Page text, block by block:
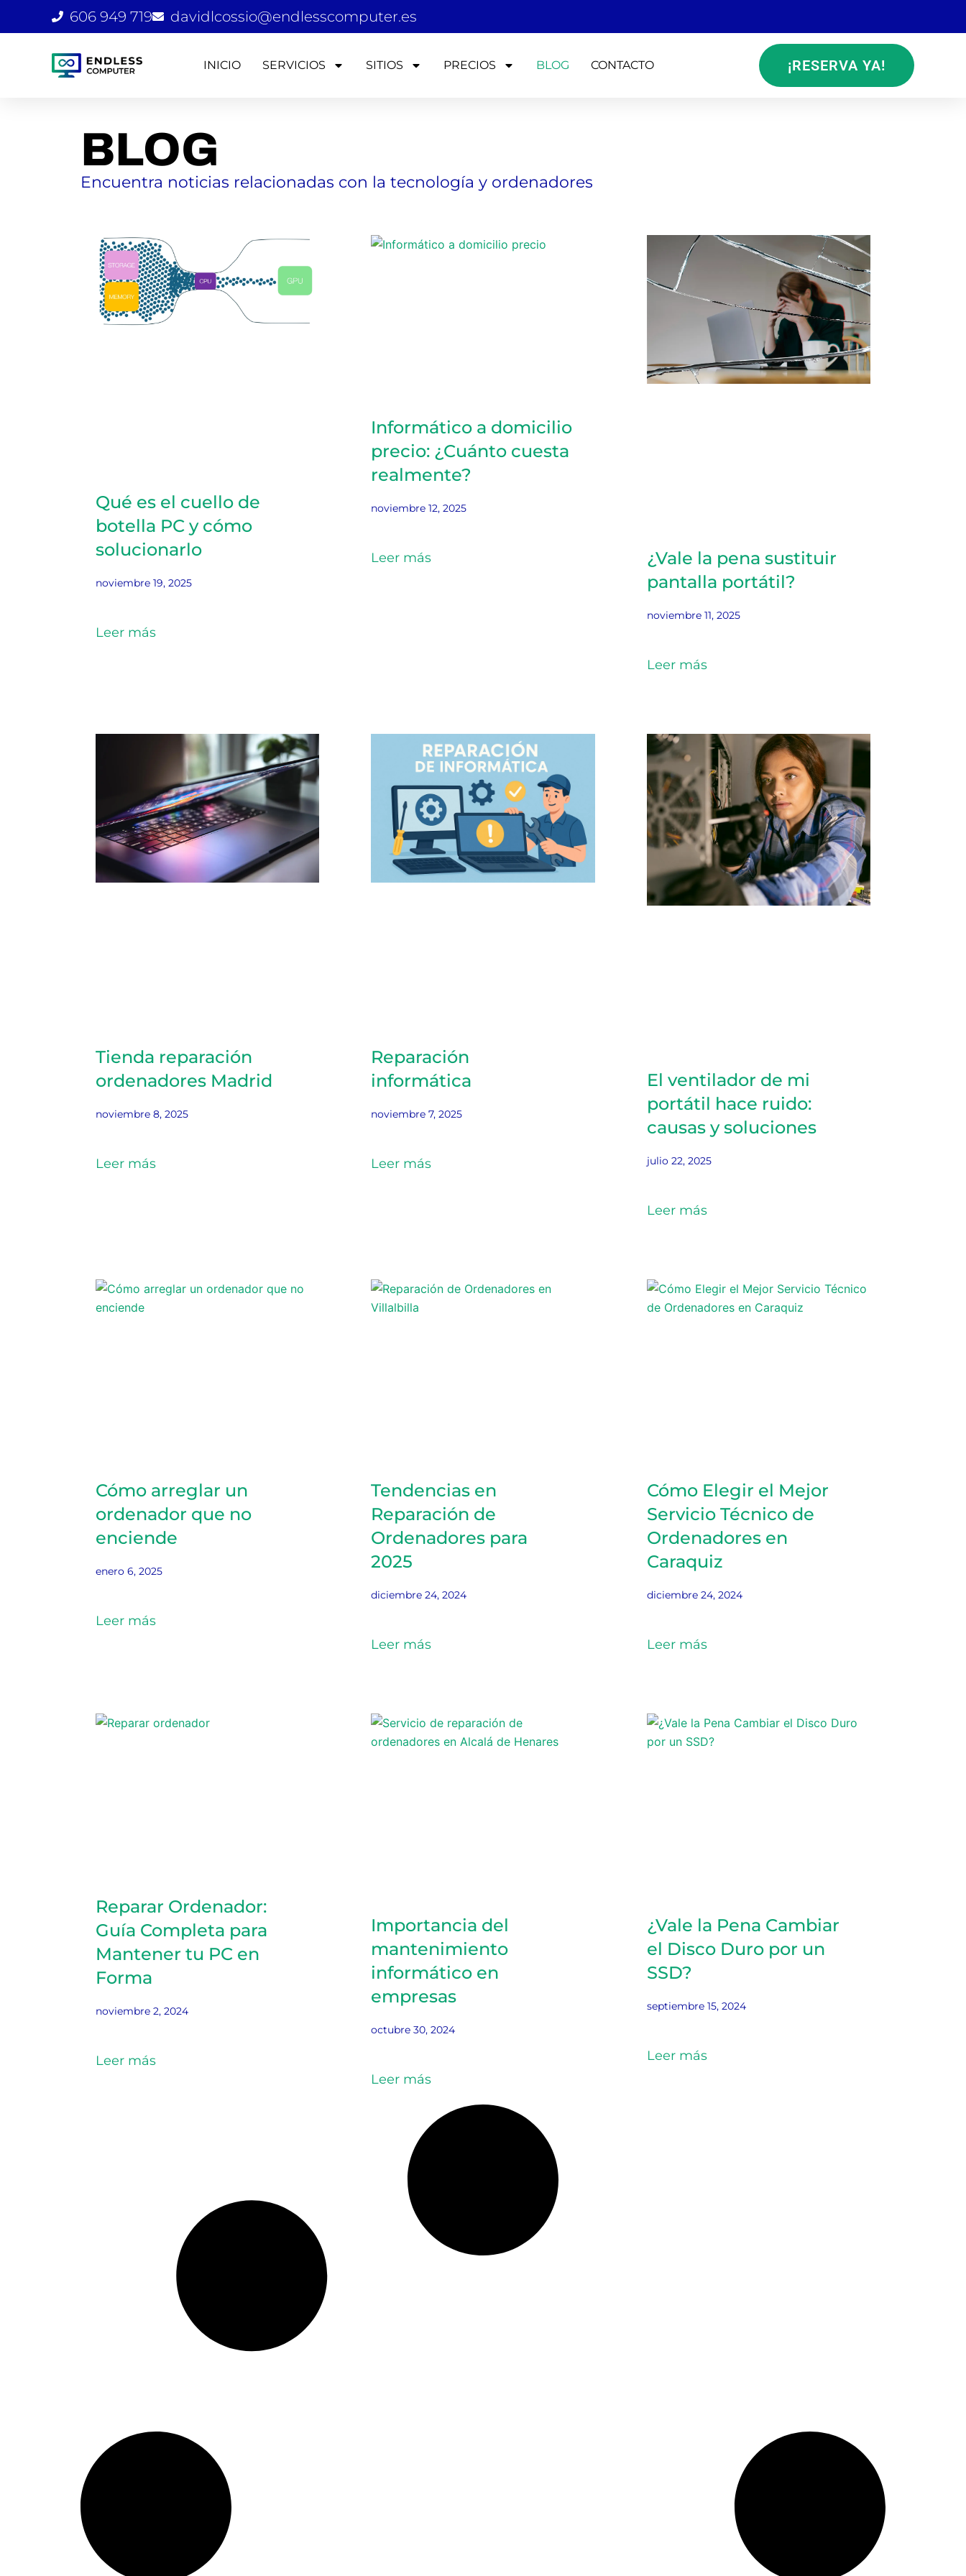
606 949 719 davidlcossio@endlesscomputer.es
INICIO SERVICIOS SITIOS PRECIOS BLOG CONTACTO ¡RESERVA YA!
BLOG
Encuentra noticias relacionadas con la tecnología y ordenadores
Qué es el cuello de
botella PC y cómo
solucionarlo
noviembre 19, 2025
Leer más
Informático a domicilio
precio: ¿Cuánto cuesta
realmente?
noviembre 12, 2025
Leer más
¿Vale la pena sustituir
pantalla portátil?
noviembre 11, 2025
Leer más
Tienda reparación
ordenadores Madrid
noviembre 8, 2025
Leer más
Reparación
informática
noviembre 7, 2025
Leer más
El ventilador de mi
portátil hace ruido:
causas y soluciones
julio 22, 2025
Leer más
Cómo arreglar un
ordenador que no
enciende
enero 6, 2025
Leer más
Tendencias en
Reparación de
Ordenadores para
2025
diciembre 24, 2024
Leer más
Cómo Elegir el Mejor
Servicio Técnico de
Ordenadores en
Caraquiz
diciembre 24, 2024
Leer más
Reparar Ordenador:
Guía Completa para
Mantener tu PC en
Forma
noviembre 2, 2024
Leer más
Importancia del
mantenimiento
informático en
empresas
octubre 30, 2024
Leer más
¿Vale la Pena Cambiar
el Disco Duro por un
SSD?
septiembre 15, 2024
Leer más